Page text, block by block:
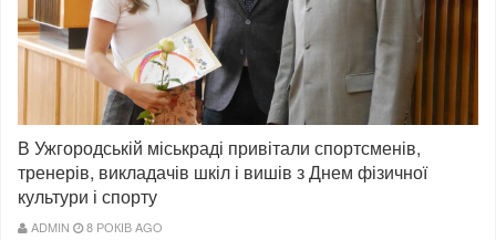
В Ужгородській міськраді привітали спортсменів,
тренерів, викладачів шкіл і вишів з Днем фізичної
культури і спорту
ADMIN 8 РОКІВ AGO